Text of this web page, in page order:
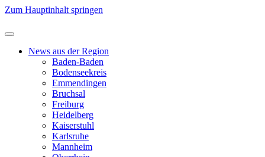
Zum Hauptinhalt springen
News aus der Region
Baden-Baden
Bodenseekreis
Emmendingen
Bruchsal
Freiburg
Heidelberg
Kaiserstuhl
Karlsruhe
Mannheim